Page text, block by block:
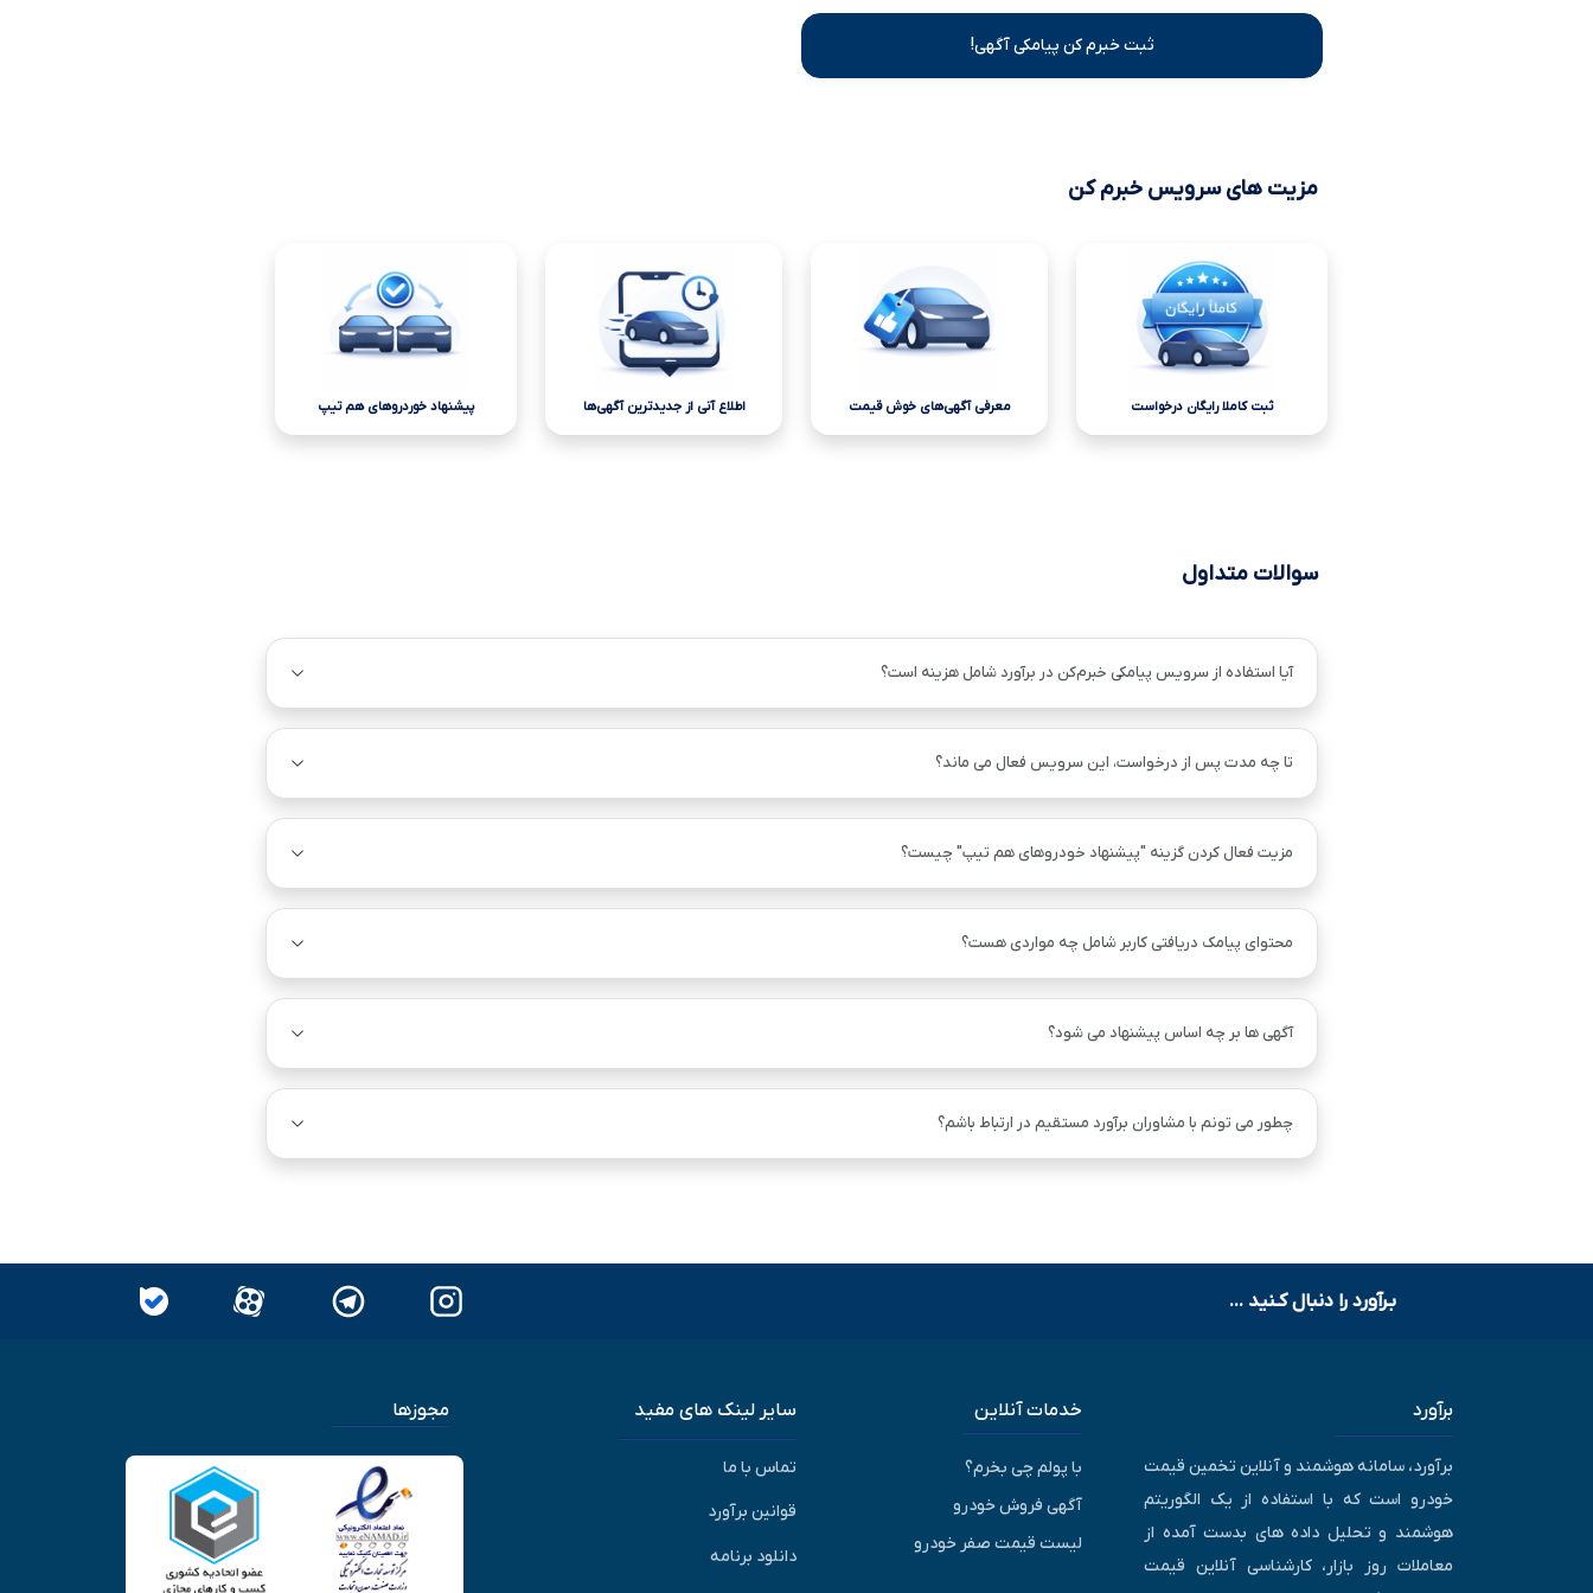
ثبت خبرم کن پیامکی آگهی!
مزیت های سرویس خبرم کن
ثبت کاملا رایگان درخواست معرفی آگهی‌های خوش قیمت اطلاع آنی از جدیدترین آگهی‌ها پیشنهاد خوردروهای هم تیپ
سوالات متداول
آیا استفاده از سرویس پیامکی خبرم‌کن در برآورد شامل هزینه است؟
تا چه مدت پس از درخواست، این سرویس فعال می ماند؟
مزیت فعال کردن گزینه "پیشنهاد خودروهای هم ‌تیپ" چیست؟
محتوای پیامک دریافتی کاربر شامل چه مواردی هست؟
آگهی ها بر چه اساس پیشنهاد می شود؟
چطور می تونم با مشاوران برآورد مستقیم در ارتباط باشم؟
بـرآورد را دنبال کـنید ...
برآورد
برآورد، سامانه هوشمند و آنلاین تخمین قیمت
خودرو است که با استفاده از یک الگوریتم
هوشمند و تحلیل داده های بدست آمده از
معاملات روز بازار، کارشناسی آنلاین قیمت
خدمات آنلاین
با پولم چی بخرم؟
آگهی فروش خودرو
لیست قیمت صفر خودرو
سایر لینک های مفید
تماس با ما
قوانین برآورد
دانلود برنامه
مجوزها